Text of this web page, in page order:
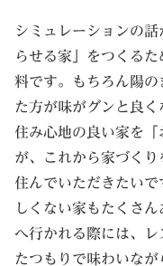
シミュレーションの
らせる家」をつくる
料です。もちろん陽
た方が味がグンと良く
住み心地の良い家を
が、これから家づく
住んでいただきたい
しくない家もたくさ
へ行かれる際には、
たつもりで味わいなが